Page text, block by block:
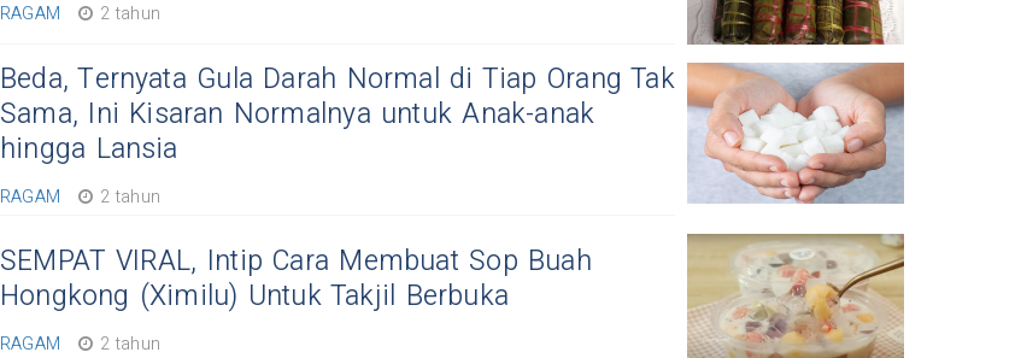
RAGAM 2 tahun
Beda, Ternyata Gula Darah Normal di Tiap Orang Tak
Sama, Ini Kisaran Normalnya untuk Anak-anak
hingga Lansia
RAGAM 2 tahun
SEMPAT VIRAL, Intip Cara Membuat Sop Buah
Hongkong (Ximilu) Untuk Takjil Berbuka
RAGAM 2 tahun